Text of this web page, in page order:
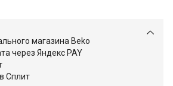
магазина Beko
через Яндекс PAY
Сплит